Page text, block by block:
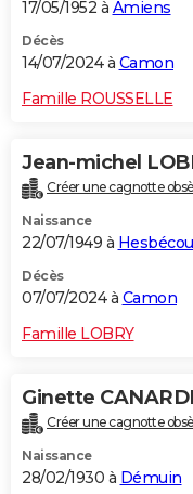
17/05/1952 à Amiens
Décès
14/07/2024 à Camon
Famille ROUSSELLE
Jean-michel
Créer une cagnotte
Naissance
22/07/1949 à
Décès
07/07/2024 à Camon
Famille LOBRY
Ginette
Créer une cagnotte
Naissance
28/02/1930 à Démuin